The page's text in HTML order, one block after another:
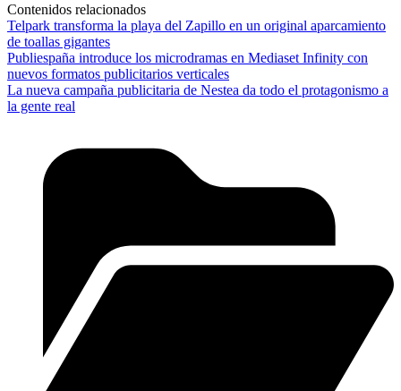
Contenidos relacionados
Telpark transforma la playa del Zapillo en un original aparcamiento
de toallas gigantes
Publiespaña introduce los microdramas en Mediaset Infinity con
nuevos formatos publicitarios verticales
La nueva campaña publicitaria de Nestea da todo el protagonismo a
la gente real